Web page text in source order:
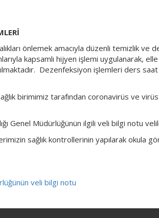
önlemek amacıyla düzenli temizlik ve
kapsamlı hijyen işlemi uygulanarak,
Dezenfeksiyon işlemleri ders
birimimiz tarafından coronavirüs ve
Genel Müdürlüğünün ilgili veli bilgi notu
sağlık kontrollerinin yapılarak okula
veli bilgi notu